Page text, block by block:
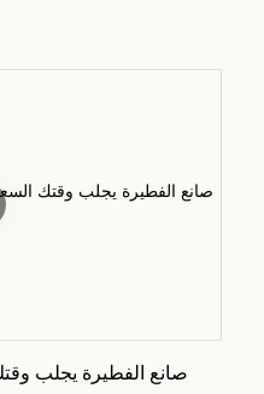
صانع الفطيرة يجلب